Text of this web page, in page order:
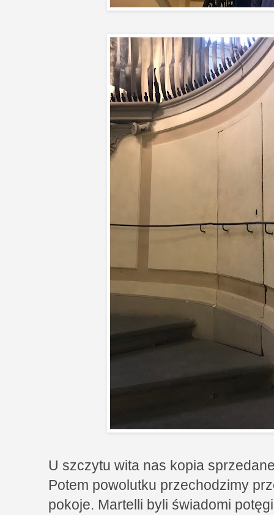
U szczytu wita nas kopia
Potem powolutku przechodzimy
pokoje. Martelli byli świadomi